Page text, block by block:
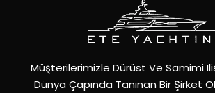
Müşterilerimizle Dürüst Ve Samimi
Dünya Çapında Tanınan Bir Şirket